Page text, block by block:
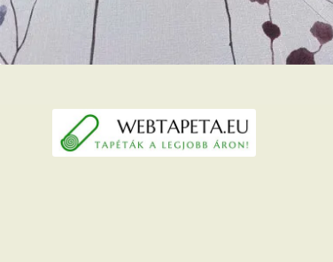
Ugrás
a
navigációhoz
Kilépés
a
tartalomba